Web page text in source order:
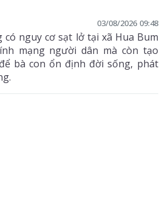
03/08/2026 09:48
có nguy cơ sạt lở tại xã Hua Bum
mạng người dân mà còn tạo
bà con ổn định đời sống, phát